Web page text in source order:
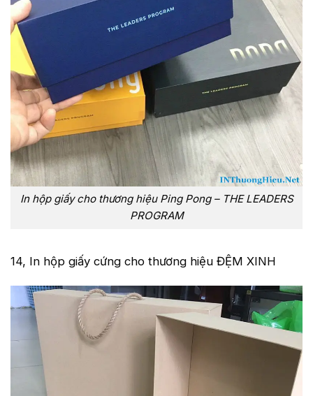
In hộp giấy cho thương hiệu Ping Pong – THE LEADERS
PROGRAM
14, In hộp giấy cứng cho thương hiệu ĐỆM XINH